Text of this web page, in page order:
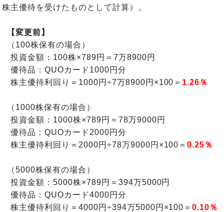
株主優待を受けたものとして計算）。
【変更前】
（100株保有の場合）
投資金額：100株×789円＝7万8900円
優待品：QUOカード1000円分
株主優待利回り＝1000円÷7万8900円×100＝ 1.26％
（1000株保有の場合）
投資金額：1000株×789円＝78万9000円
優待品：QUOカード2000円分
株主優待利回り＝2000円÷78万9000円×100＝0.25％
（5000株保有の場合）
投資金額：5000株×789円＝394万5000円
優待品：QUOカード4000円分
株主優待利回り＝4000円÷394万5000円×100＝0.10％